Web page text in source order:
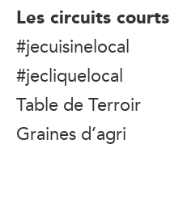
Les circuits courts
#jecuisinelocal
#jecliquelocal
Table de Terroir
Graines d’agri